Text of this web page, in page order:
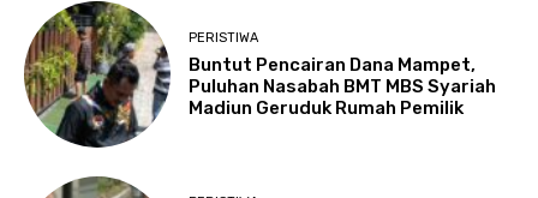
PERISTIWA
Buntut Pencairan Dana Mampet,
Puluhan Nasabah BMT MBS Syariah
Madiun Geruduk Rumah Pemilik